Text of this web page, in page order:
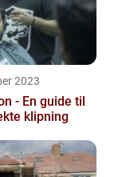
2023
- En guide til
klipning